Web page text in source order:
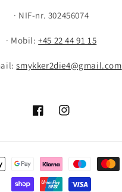
· NIF-nr. 302456074
· Mobil:+45 22 44 91 15
smykker2die4@gmail.com
FacebookInstagram